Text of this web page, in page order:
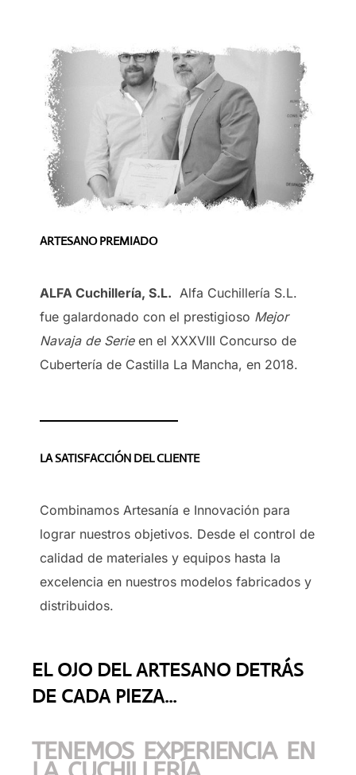
ARTESANO PREMIADO
ALFA Cuchillería, S.L. Alfa Cuchillería S.L.
fue galardonado con el prestigioso Mejor
Navaja de Serieen el XXXVIII Concurso de
Cubertería de Castilla La Mancha, en 2018.
LA SATISFACCIÓN DEL CLIENTE
Combinamos Artesanía e Innovación para
lograr nuestros objetivos. Desde el control de
calidad de materiales y equipos hasta la
excelencia en nuestros modelos fabricados y
distribuidos.
EL OJO DEL ARTESANO DETRÁS
DE CADA PIEZA...
TENEMOS EXPERIENCIA EN